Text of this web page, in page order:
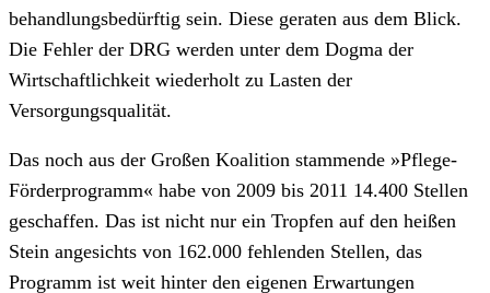
behandlungsbedürftig sein. Diese geraten aus dem Blick.
Die Fehler der DRG werden unter dem Dogma der
Wirtschaftlichkeit wiederholt zu Lasten der
Versorgungsqualität.
Das noch aus der Großen Koalition stammende »Pflege-
Förderprogramm« habe von 2009 bis 2011 14.400 Stellen
geschaffen. Das ist nicht nur ein Tropfen auf den heißen
Stein angesichts von 162.000 fehlenden Stellen, das
Programm ist weit hinter den eigenen Erwartungen